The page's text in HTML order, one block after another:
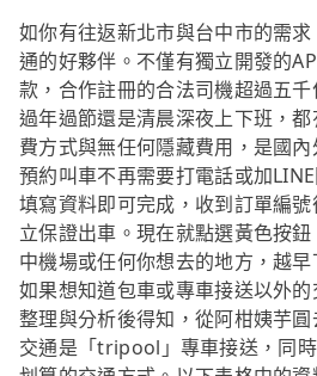
如你有往返新北市與台中市的需
通的好夥伴。不僅有獨立開發的
款，合作註冊的合法司機超過五
過年過節還是清晨深夜上下班，
費方式與無任何隱藏費用，是國
預約叫車不再需要打電話或加
填寫資料即可完成，收到訂單編
立保證出車。現在就點選黃色按
中機場或任何你想去的地方，越早
如果想知道包車或專車接送以外
整理與分析後得知，從阿柑姨芋
交通是「tripool」專車接送，同